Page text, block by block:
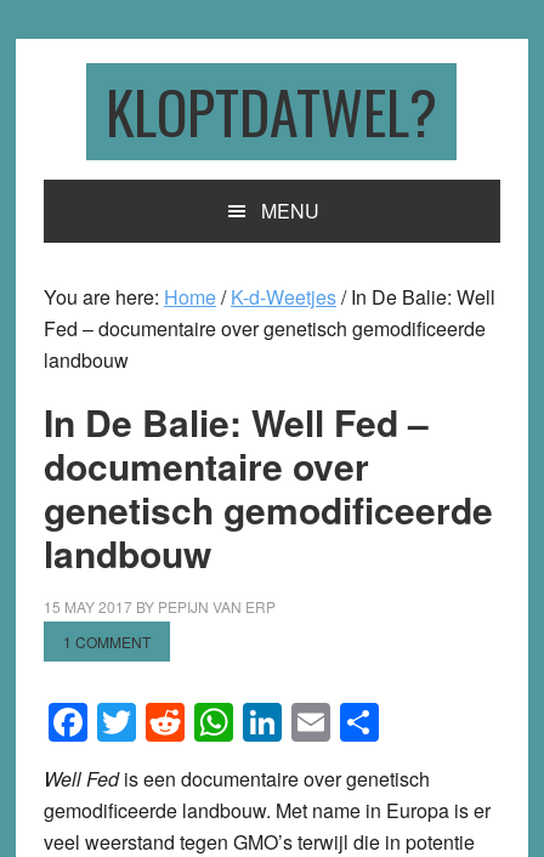
KLOPTDATWEL?
MENU
You are here: Home/ K-d-Weetjes/In De Balie: Well
Fed – documentaire over genetisch gemodificeerde
landbouw
In De Balie: Well Fed –
documentaire over
genetisch gemodificeerde
landbouw
15 MAY 2017BY PEPIJN VAN ERP
1 COMMENT
Facebook
Twitter
Reddit
WhatsApp
LinkedIn
EmailShare
Well Fedis een documentaire over genetisch
gemodificeerde landbouw. Met name in Europa is er
veel weerstand tegen GMO’s terwijl die in potentie